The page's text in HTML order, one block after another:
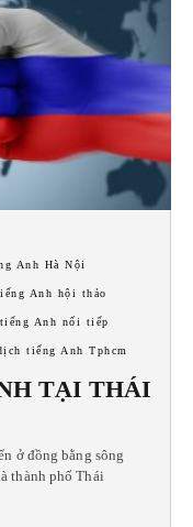
Anh Hà Nội
Anh hội thảo
Anh nối tiếp
tiếng Anh Tphcm
TẠI THÁI
ở đồng bằng sông
thành phố Thái